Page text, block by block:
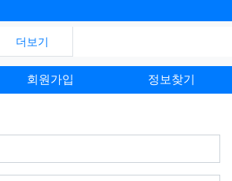
더보기
회원가입 정보찾기